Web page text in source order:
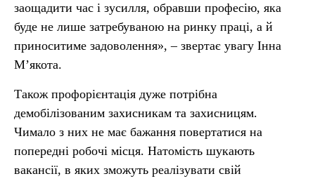
заощадити час і зусилля, обравши професію, яка
буде не лише затребуваною на ринку праці, а й
приноситиме задоволення», – звертає увагу Інна
М’якота.
Також профорієнтація дуже потрібна
демобілізованим захисникам та захисницям.
Чимало з них не має бажання повертатися на
попередні робочі місця. Натомість шукають
вакансії, в яких зможуть реалізувати свій